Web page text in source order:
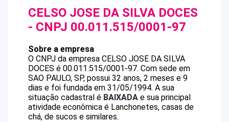
CELSO JOSE DA SILVA DOCES
- CNPJ 00.011.515/0001-97
Sobre a empresa
O CNPJ da empresa CELSO JOSE DA SILVA
DOCES é 00.011.515/0001-97. Com sede em
SAO PAULO, SP, possui 32 anos, 2 meses e 9
dias e foi fundada em 31/05/1994. A sua
situação cadastral é BAIXADA e sua principal
atividade econômica é Lanchonetes, casas de
chá, de sucos e similares.